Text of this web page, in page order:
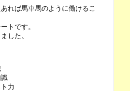
れば馬車馬のように働けるこ
トです。
した。
力